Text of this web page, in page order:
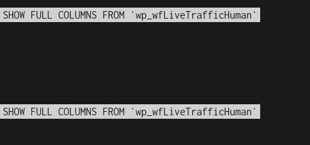
SHOW FULL COLUMNS FROM `wp_wfLiveTrafficHuman`
SHOW FULL COLUMNS FROM `wp_wfLiveTrafficHuman`